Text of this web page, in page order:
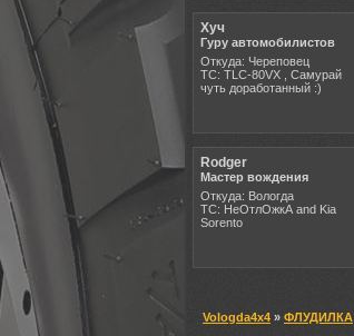
Хуч
Гуру автомобилистов
Откуда: Череповец
ТС: TLC-80VX , Самурай
чуть доработанный :)
Rodger
Мастер вождения
Откуда: Вологда
ТС: НеОтлОжкА and Kia
Sorento
Vologda4x4 » ФЛУДИЛКА